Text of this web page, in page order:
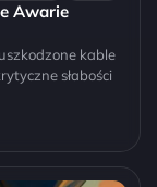
Awarie
kable
słabości